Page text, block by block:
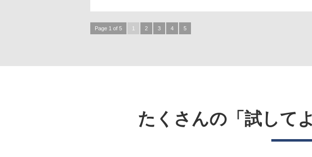
Page 1 of 5 1 2 3 4 5
たくさんの「試して